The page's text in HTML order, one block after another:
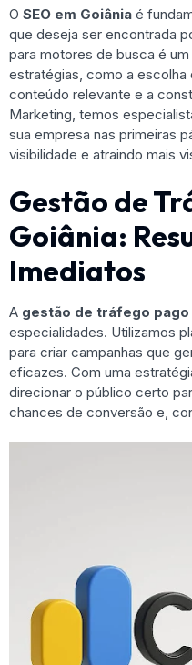
O SEO em Goiânia é
que deseja ser encontrada
para motores de busca é
estratégias, como a
conteúdo relevante e a
Marketing, temos
sua empresa nas primeiras
visibilidade e atraindo mais
Gestão de
Goiânia:
Imediatos
A gestão de tráfego pago
especialidades. Utilizamos
para criar campanhas que
eficazes. Com uma
direcionar o público certo
chances de conversão e,